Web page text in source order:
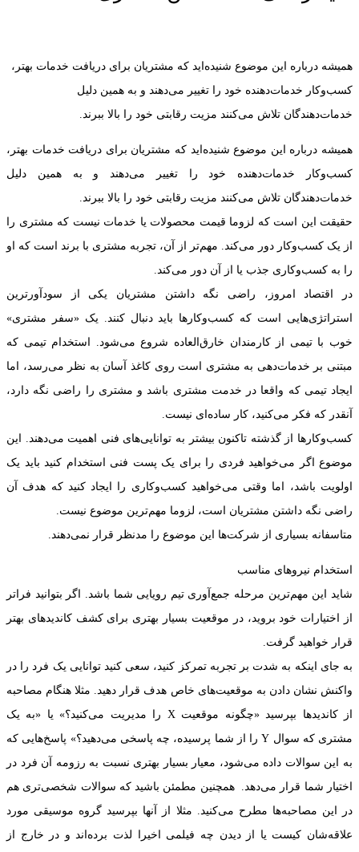
همیشه درباره این موضوع شنیده‌اید که مشتریان برای دریافت خدمات بهتر،
کسب‌وکار خدمات‌دهنده خود را تغییر می‌دهند و به همین دلیل
خدمات‌دهندگان تلاش می‌کنند مزیت رقابتی خود را بالا ببرند.
همیشه درباره این موضوع شنیده‌اید که مشتریان برای دریافت خدمات بهتر،
کسب‌وکار خدمات‌دهنده خود را تغییر می‌دهند و به همین دلیل
خدمات‌دهندگان تلاش می‌کنند مزیت رقابتی خود را بالا ببرند.
حقیقت این است که لزوما قیمت محصولات یا خدمات نیست که مشتری را
از یک کسب‌وکار دور می‌کند. مهم‌تر از آن، تجربه مشتری با برند است که او
را به کسب‌وکاری جذب یا از آن دور می‌کند.
در اقتصاد امروز، راضی نگه داشتن مشتریان یکی از سودآورترین
استراتژی‌هایی است که کسب‌وکارها باید دنبال کنند. یک «سفر مشتری»
خوب با تیمی از کارمندان خارق‌العاده شروع می‌شود. استخدام تیمی که
مبتنی بر خدمات‌دهی به مشتری است روی کاغذ آسان به نظر می‌رسد، اما
ایجاد تیمی که واقعا در خدمت مشتری باشد و مشتری را راضی نگه دارد،
آنقدر که فکر می‌کنید، کار ساده‌ای نیست.
کسب‌وکارها از گذشته تاکنون بیشتر به توانایی‌های فنی اهمیت می‌دهند. این
موضوع اگر می‌خواهید فردی را برای یک پست فنی استخدام کنید باید یک
اولویت باشد، اما وقتی می‌خواهید کسب‌وکاری را ایجاد کنید که هدف آن
راضی نگه داشتن مشتریان است، لزوما مهم‌ترین موضوع نیست.
متاسفانه بسیاری از شرکت‌ها این موضوع را مد‌نظر قرار نمی‌دهند.
استخدام نیروهای مناسب
شاید این مهم‌ترین مرحله جمع‌آوری تیم رویایی شما باشد. اگر بتوانید فراتر
از اختیارات خود بروید، در موقعیت بسیار بهتری برای کشف کاندیدهای بهتر
قرار خواهید گرفت.
به جای اینکه به شدت بر تجربه تمرکز کنید، سعی کنید توانایی یک فرد را در
واکنش نشان دادن به موقعیت‌های خاص هدف قرار دهید. مثلا هنگام مصاحبه
از کاندیدها بپرسید «چگونه موقعیت X را مدیریت می‌کنید؟» یا «به یک
مشتری که سوال Y را از شما پرسیده، چه پاسخی می‌دهید؟» پاسخ‌هایی که
به این سوالات داده می‌شود، معیار بسیار بهتری نسبت به رزومه آن فرد در
اختیار شما قرار می‌دهد. همچنین مطمئن باشید که سوالات شخصی‌تری هم
در این مصاحبه‌ها مطرح می‌کنید. مثلا از آنها بپرسید گروه موسیقی مورد
علاقه‌شان کیست یا از دیدن چه فیلمی اخیرا لذت برده‌اند و در خارج از